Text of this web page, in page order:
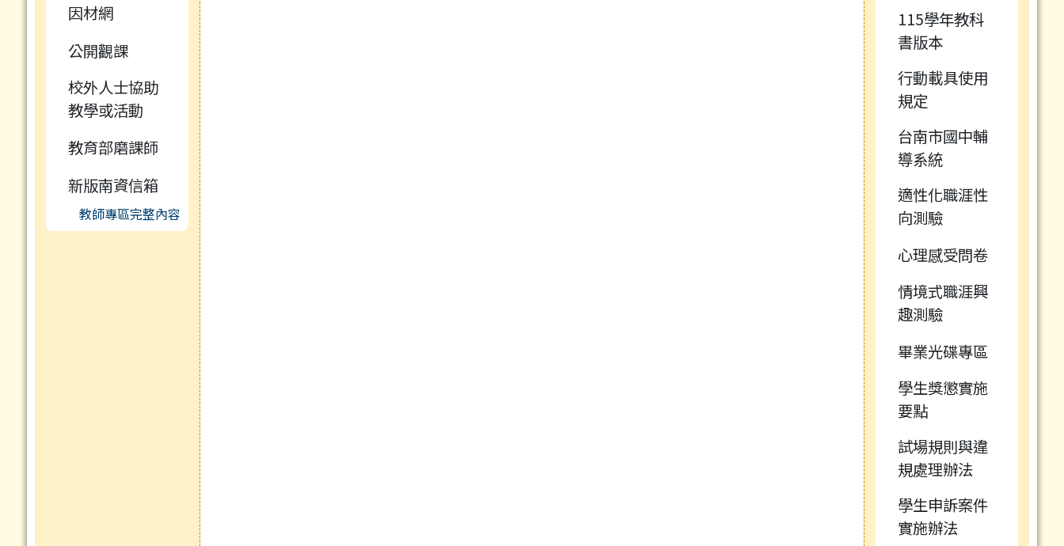
因材網
公開觀課
校外人士協助
教學或活動
教育部磨課師
新版南資信箱
教師專區完整內容
115學年教科
書版本
行動載具使用
規定
台南市國中輔
導系統
適性化職涯性
向測驗
心理感受問卷
情境式職涯興
趣測驗
畢業光碟專區
學生獎懲實施
要點
試場規則與違
規處理辦法
學生申訴案件
實施辦法